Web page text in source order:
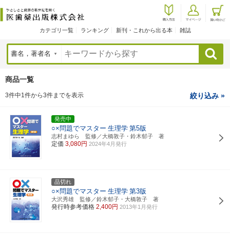
カテゴリ一覧 ランキング 新刊・これから出る本 雑誌
検索
商品一覧
3件中1件から3件までを表示 絞り込み »
発売中
○×問題でマスター 生理学 第5版
志村まゆら 監修／大橋敦子・鈴木郁子 著
定価 3,080円 2024年4月発行
品切れ
○×問題でマスター 生理学 第3版
大沢秀雄 監修／鈴木郁子・大橋敦子 著
発行時参考価格 2,400円 2013年1月発行